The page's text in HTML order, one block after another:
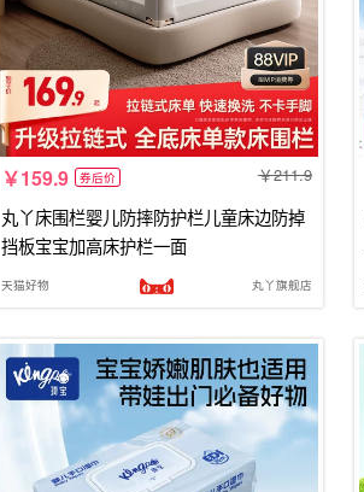
159.9 券后价 211.9
丸丫床围栏婴儿防摔防护栏儿童床边防掉
挡板宝宝加高床护栏一面
天猫好物 丸丫旗舰店